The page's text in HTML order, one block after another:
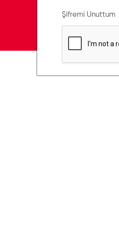
Şifremi Unuttum